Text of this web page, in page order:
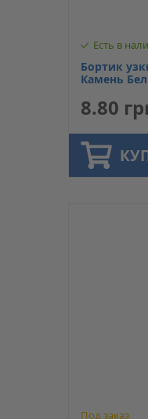
Есть в
Бортик
Камень
8.80
Под заказ